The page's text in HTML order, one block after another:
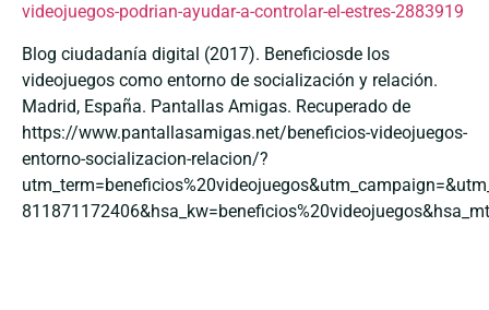
videojuegos-podrian-ayudar-a-controlar-el-estres-2883919
Blog ciudadanía digital (2017). Beneficiosde los
videojuegos como entorno de socialización y relación.
Madrid, España. Pantallas Amigas. Recuperado de
https://www.pantallasamigas.net/beneficios-videojuegos-
entorno-socializacion-relacion/?